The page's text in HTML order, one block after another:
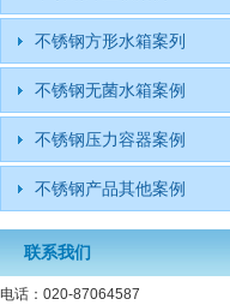
不锈钢方形水箱案列
不锈钢无菌水箱案例
不锈钢压力容器案例
不锈钢产品其他案例
联系我们
电话：020-87064587